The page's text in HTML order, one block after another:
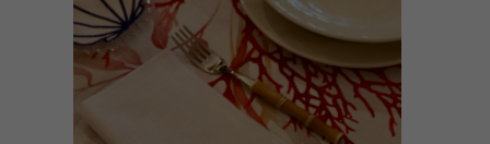
AÑADIR AL CARRITO